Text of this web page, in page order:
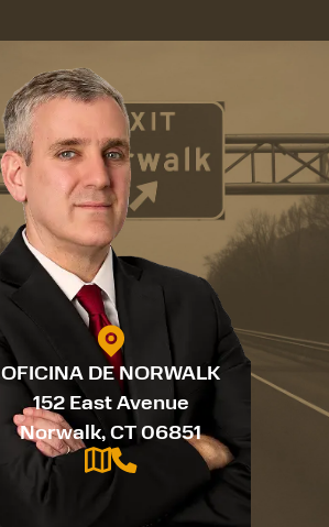
OFICINA DE NORWALK
152 East Avenue
Norwalk, CT 06851